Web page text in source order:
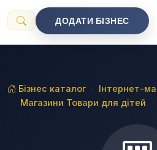
ДОДАТИ БІЗНЕС
Бізнес каталог
Інтернет-
Магазини Товари для дітей